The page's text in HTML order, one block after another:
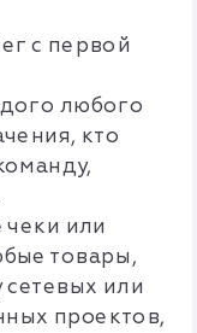
с первой
любого
кто
чеки или
товары,
сетевых или
проектов,